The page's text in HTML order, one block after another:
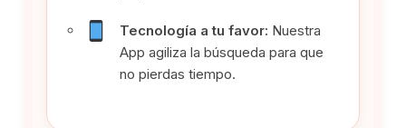
Tecnología a tu favor: Nuestra
App agiliza la búsqueda para que
no pierdas tiempo.